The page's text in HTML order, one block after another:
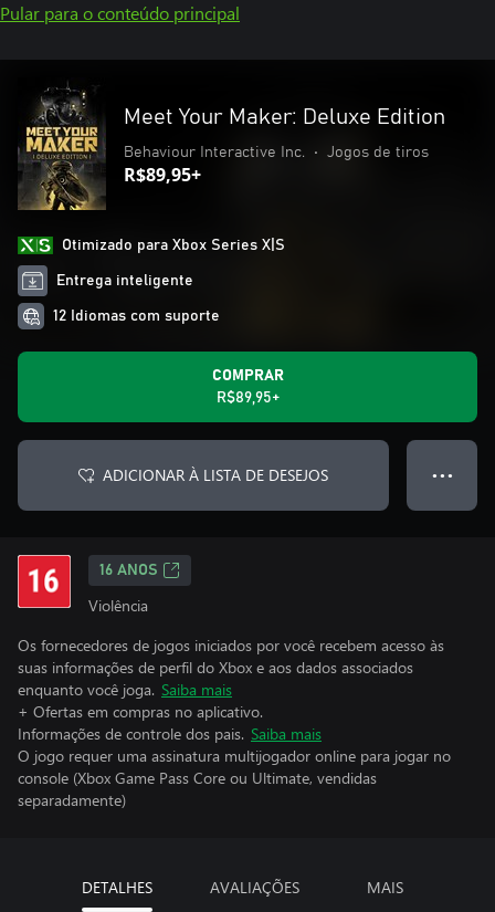
Pular para o conteúdo principal
Meet Your Maker: Deluxe Edition
Behaviour Interactive Inc. • Jogos de tiros
R$89,95+
Otimizado para Xbox Series X|S
Entrega inteligente
12 Idiomas com suporte
COMPRAR
R$89,95+
ADICIONAR À LISTA DE DESEJOS ● ● ●
16 ANOS
Violência
Os fornecedores de jogos iniciados por você recebem acesso às
suas informações de perfil do Xbox e aos dados associados
enquanto você joga. Saiba mais
+ Ofertas em compras no aplicativo.
Informações de controle dos pais. Saiba mais
O jogo requer uma assinatura multijogador online para jogar no
console (Xbox Game Pass Core ou Ultimate, vendidas
separadamente)
DETALHES AVALIAÇÕES MAIS